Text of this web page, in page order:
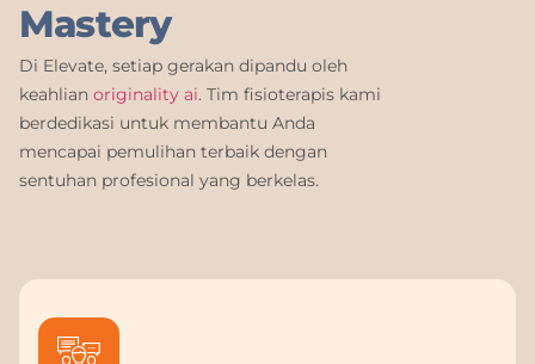
Mastery
Di Elevate, setiap gerakan dipandu oleh
keahlian originality ai. Tim fisioterapis kami
berdedikasi untuk membantu Anda
mencapai pemulihan terbaik dengan
sentuhan profesional yang berkelas.